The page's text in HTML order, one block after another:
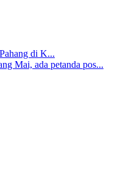
di K...
Mai, ada petanda pos...